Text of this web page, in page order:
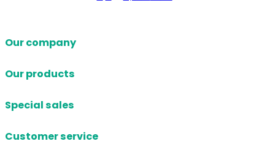
Our company
Our products
Special sales
Customer service